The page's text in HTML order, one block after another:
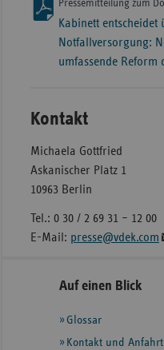
Pressemitteilung zum
Kabinett entscheidet
Notfallversorgung:
umfassende Reform
Kontakt
Michaela Gottfried
Askanischer Platz 1
10963 Berlin
Tel.: 0 30 / 2 69 31 – 12 00
E-Mail: presse@vdek.com
Seitennavigation
Seitenleiste
weiteren
Informationen
Auf einen Blick
Glossar
Kontakt und Anfahrt